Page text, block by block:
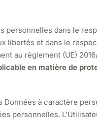
personnelles dans le
libertés et dans le
au règlement (UE)
en matière de
à caractère
personnelles.